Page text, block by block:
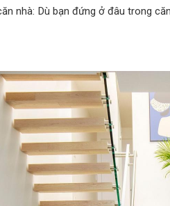
nhà: Dù bạn đứng ở đâu trong